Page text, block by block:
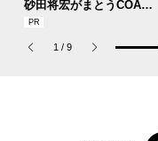
砂田将宏がまとうCOACH
の新作フレグランス「コ
パルファム」
1 / 9